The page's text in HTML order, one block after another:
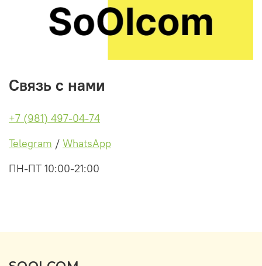
Связь с нами
+7 (981) 497-04-74
Telegram / WhatsApp
ПН-ПТ 10:00-21:00